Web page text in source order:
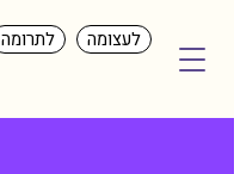
לתרומה לעצומה